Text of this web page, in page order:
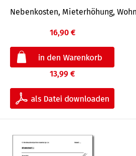
Nebenkosten, Mieterhöhung,
16,90 €
13,99 €